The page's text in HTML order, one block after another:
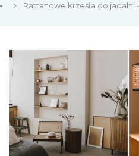
Rattanowe krzesła do jadalni